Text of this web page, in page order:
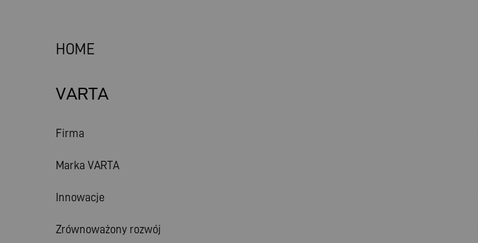
HOME
VARTA
Firma
Marka VARTA
Innowacje
Zrównoważony rozwój